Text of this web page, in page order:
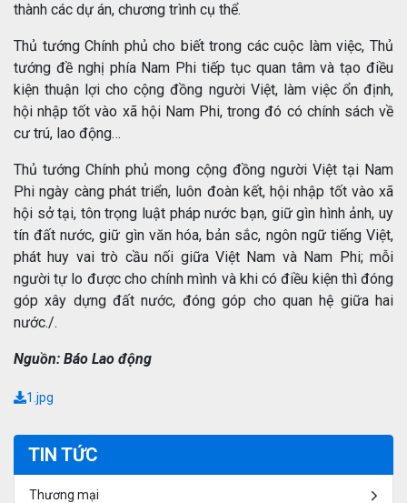
thành các dự án, chương trình cụ thể.
Thủ tướng Chính phủ cho biết trong các cuộc làm việc, Thủ
tướng đề nghị phía Nam Phi tiếp tục quan tâm và tạo điều
kiện thuận lợi cho cộng đồng người Việt, làm việc ổn định,
hội nhập tốt vào xã hội Nam Phi, trong đó có chính sách về
cư trú, lao động…
Thủ tướng Chính phủ mong cộng đồng người Việt tại Nam
Phi ngày càng phát triển, luôn đoàn kết, hội nhập tốt vào xã
hội sở tại, tôn trọng luật pháp nước bạn, giữ gìn hình ảnh, uy
tín đất nước, giữ gìn văn hóa, bản sắc, ngôn ngữ tiếng Việt,
phát huy vai trò cầu nối giữa Việt Nam và Nam Phi; mỗi
người tự lo được cho chính mình và khi có điều kiện thì đóng
góp xây dựng đất nước, đóng góp cho quan hệ giữa hai
nước./.
Nguồn: Báo Lao động
1.jpg
TIN TỨC
Thương mại